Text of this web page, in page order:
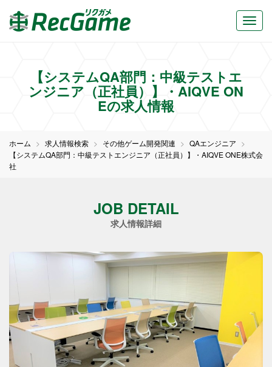
【システムQA部門：中級テストエ
ンジニア（正社員）】・AIQVE ON
Eの求人情報
ホーム 求人情報検索 その他ゲーム開発関連
QAエンジニア
【システムQA部門：中級テストエンジニア（正社員）】・AIQVE ONE株式会
社
JOB DETAIL
求人情報詳細